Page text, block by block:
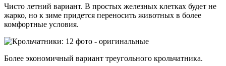
Чисто летний вариант. В простых железных клетках будет не
жарко, но к зиме придется переносить животных в более
комфортные условия.
Более экономичный вариант треугольного крольчатника.